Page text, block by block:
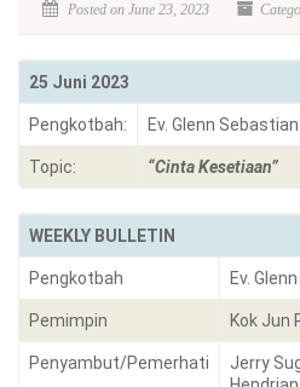
Posted on June 23, 2023
25 Juni 2023
Pengkotbah: Ev. Glenn Sebastian
Topic: “Cinta Kesetiaan”
WEEKLY BULLETIN
Pengkotbah Ev.
Pemimpin Kok Jun
Penyambut/Pemerhati
Jerry